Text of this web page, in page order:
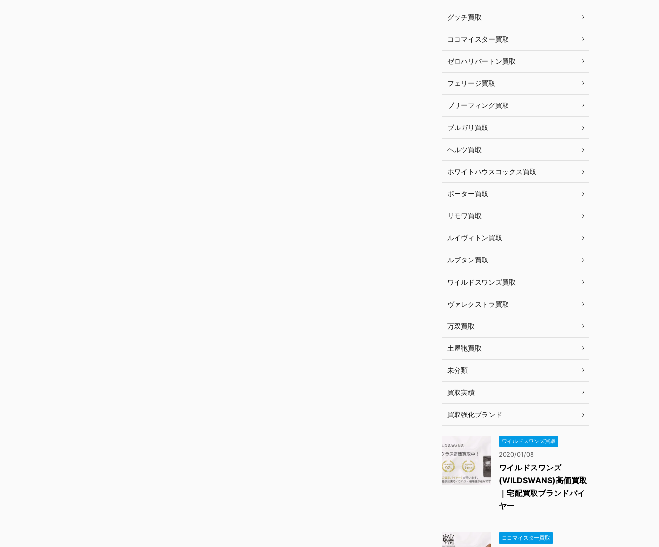
グッチ買取
ココマイスター買取
ゼロハリバートン買取
フェリージ買取
ブリーフィング買取
ブルガリ買取
ヘルツ買取
ホワイトハウスコックス買取
ポーター買取
リモワ買取
ルイヴィトン買取
ルブタン買取
ワイルドスワンズ買取
ヴァレクストラ買取
万双買取
土屋鞄買取
未分類
買取実績
買取強化ブランド
ワイルドスワンズ買取
2020/01/08
ワイルドスワンズ
(WILDSWANS)高価買取
｜宅配買取ブランドバイ
ヤー
ココマイスター買取